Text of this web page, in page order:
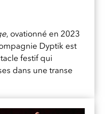
, ovationné en 2023
Dyptik est
festif qui
dans une transe